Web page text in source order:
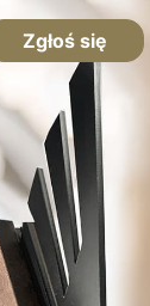
Zgłoś się